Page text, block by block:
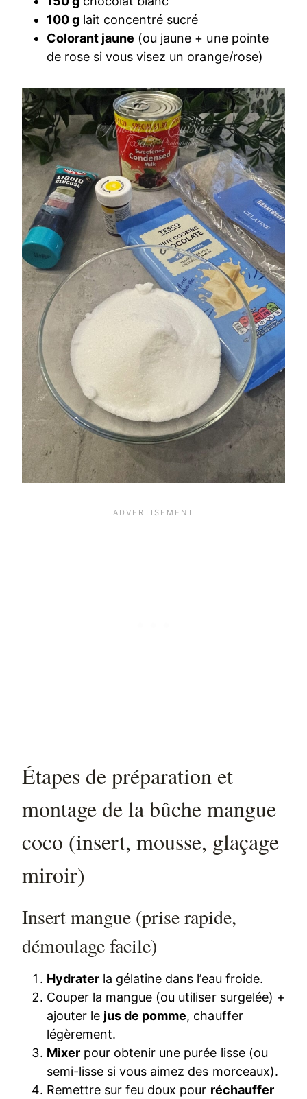
100 g lait concentré sucré
Colorant jaune (ou jaune + une pointe
de rose si vous visez un orange/rose)
Étapes de préparation et
montage de la bûche mangue
coco (insert, mousse, glaçage
miroir)
Insert mangue (prise rapide,
démoulage facile)
Hydrater la gélatine dans l’eau froide.
Couper la mangue (ou utiliser surgelée) +
ajouter le jus de pomme, chauffer
légèrement.
Mixer pour obtenir une purée lisse (ou
semi-lisse si vous aimez des morceaux).
Remettre sur feu doux pour réchauffer